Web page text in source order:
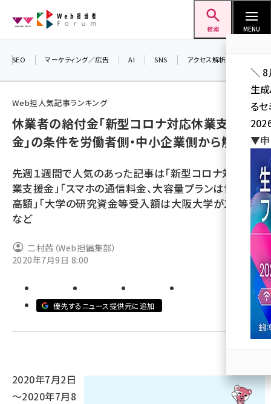
ン
検索 MENU
seo (3532)
youtube (2441)
note (2317)
z世代 (1623)
llmo (1167)
SEO マーケティング／広告 AI SNS アクセス解析／データ分析
Web担人気記事ランキング
休業者の給付金「新型コロナ対応休業支援
金」の条件を労働者側・中小企業側から解説
先週１週間で人気のあった記事は「新型コロナ対応休
業支援金」「スマホの通信料金、大容量プランは世界最
高額」「大学の研究資金等受入額は大阪大学が1位に」
など
二村茜（Web担編集部）
2020年7月9日 8:00
優先するニュース提供元に追加
2020年7月2日
～2020年7月8
＼ 8
生
る
▼申